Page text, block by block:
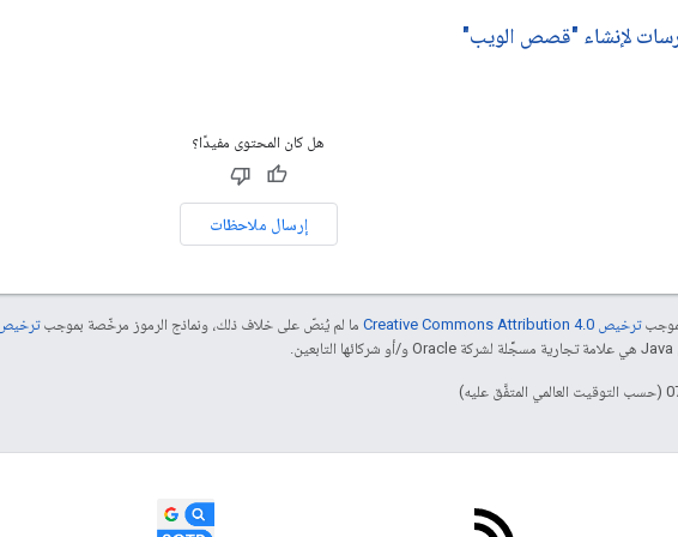
لإنشاء "قصص الويب"
هل كان المحتوى مفيدًا؟
إرسال ملاحظات
ترخيص Creative Commons Attribution 4.0‏ ما لم يُنصّ على خلاف ذلك، ونماذج الرموز مرخّصة بموجبترخيص Apache 2.0‏